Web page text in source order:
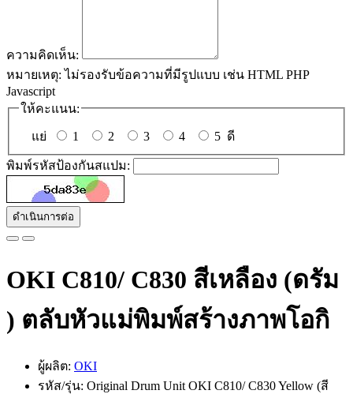
ความคิดเห็น:
หมายเหตุ: ไม่รองรับข้อความที่มีรูปแบบ เช่น HTML PHP
Javascript
ให้คะแนน:
แย่ 1 2 3 4 5 ดี
พิมพ์รหัสป้องกันสแปม:
ดำเนินการต่อ
OKI C810/ C830 สีเหลือง (ดรัม
) ตลับหัวแม่พิมพ์สร้างภาพโอกิ
ผู้ผลิต: OKI
รหัส/รุ่น: Original Drum Unit OKI C810/ C830 Yellow (สี